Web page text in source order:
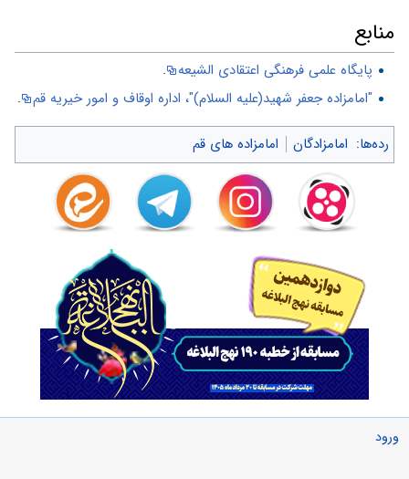
منابع
پایگاه علمی فرهنگی اعتقادی الشیعه
.
"امامزاده جعفر شهید(علیه السلام)"، اداره اوقاف و امور خیریه قم .
رده‌ها: امامزادگان امامزاده های قم
ورود